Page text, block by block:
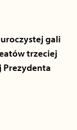
gali
trzeciej